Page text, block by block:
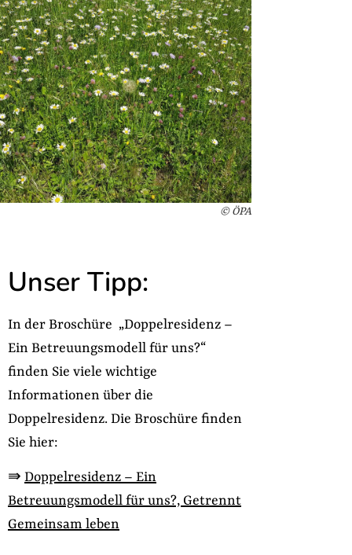
© ÖPA
Unser Tipp:
In der Broschüre „Doppelresidenz –
Ein Betreuungsmodell für uns?“
finden Sie viele wichtige
Informationen über die
Doppelresidenz. Die Broschüre finden
Sie hier:
⇛ Doppelresidenz – Ein
Betreuungsmodell für uns?, Getrennt
Gemeinsam leben